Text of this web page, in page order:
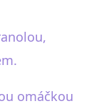
omáčkou